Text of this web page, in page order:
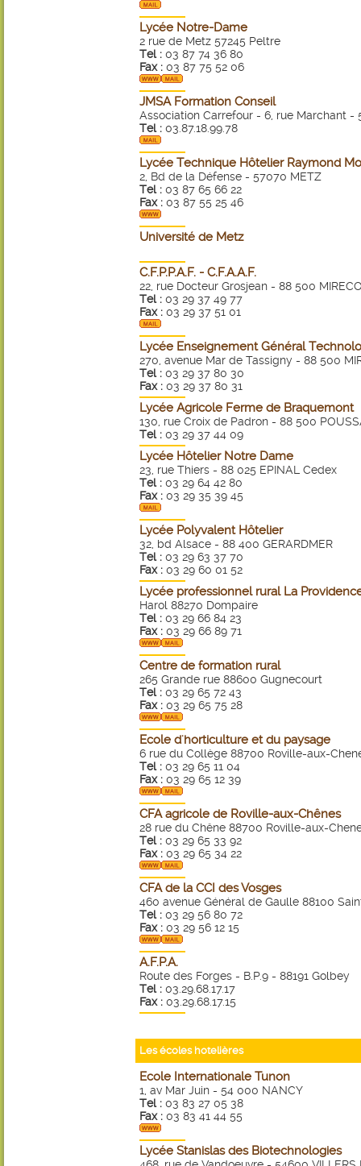
Lycée Notre-Dame
2 rue de Metz 57245 Peltre
Tel : 03 87 74 36 80
Fax : 03 87 75 52 06
JMSA Formation Conseil
Association Carrefour - 6, rue Marchant -
Tel : 03.87.18.99.78
Lycée Technique Hôtelier Raymond
2, Bd de la Défense - 57070 METZ
Tel : 03 87 65 66 22
Fax : 03 87 55 25 46
Université de Metz
C.F.P.P.A.F. - C.F.A.A.F.
22, rue Docteur Grosjean - 88 500
Tel : 03 29 37 49 77
Fax : 03 29 37 51 01
Lycée Enseignement Général
270, avenue Mar de Tassigny - 88 500
Tel : 03 29 37 80 30
Fax : 03 29 37 80 31
Lycée Agricole Ferme de Braquemont
130, rue Croix de Padron - 88 500
Tel : 03 29 37 44 09
Lycée Hôtelier Notre Dame
23, rue Thiers - 88 025 EPINAL Cedex
Tel : 03 29 64 42 80
Fax : 03 29 35 39 45
Lycée Polyvalent Hôtelier
32, bd Alsace - 88 400 GERARDMER
Tel : 03 29 63 37 70
Fax : 03 29 60 01 52
Lycée professionnel rural La
Harol 88270 Dompaire
Tel : 03 29 66 84 23
Fax : 03 29 66 89 71
Centre de formation rural
265 Grande rue 88600 Gugnecourt
Tel : 03 29 65 72 43
Fax : 03 29 65 75 28
Ecole d'horticulture et du paysage
6 rue du Collège 88700 Roville-aux-
Tel : 03 29 65 11 04
Fax : 03 29 65 12 39
CFA agricole de Roville-aux-Chênes
28 rue du Chêne 88700 Roville-aux-
Tel : 03 29 65 33 92
Fax : 03 29 65 34 22
CFA de la CCI des Vosges
460 avenue Général de Gaulle 88100
Tel : 03 29 56 80 72
Fax : 03 29 56 12 15
A.F.P.A.
Route des Forges - B.P.9 - 88191 Golbey
Tel : 03.29.68.17.17
Fax : 03.29.68.17.15
Les écoles hotelières
Ecole Internationale Tunon
1, av Mar Juin - 54 000 NANCY
Tel : 03 83 27 05 38
Fax : 03 83 41 44 55
Lycée Stanislas des Biotechnologies